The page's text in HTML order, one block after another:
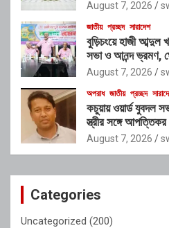
August 7, 2026
জাতীয় প্রচ্ছদ সারাদেশ
বুড়িচংয়ে হাজী আব্দুল
সভা ও আনন্দ ভ্রমণ,
কমিটি
August 7, 2026
অপরাধ জাতীয় প্রচ্ছদ
কচুয়ায় ওয়ার্ড যুবদল
স্ত্রীর সঙ্গে
শাস্তির দাবি
August 7, 2026
Categories
Uncategorized (200)